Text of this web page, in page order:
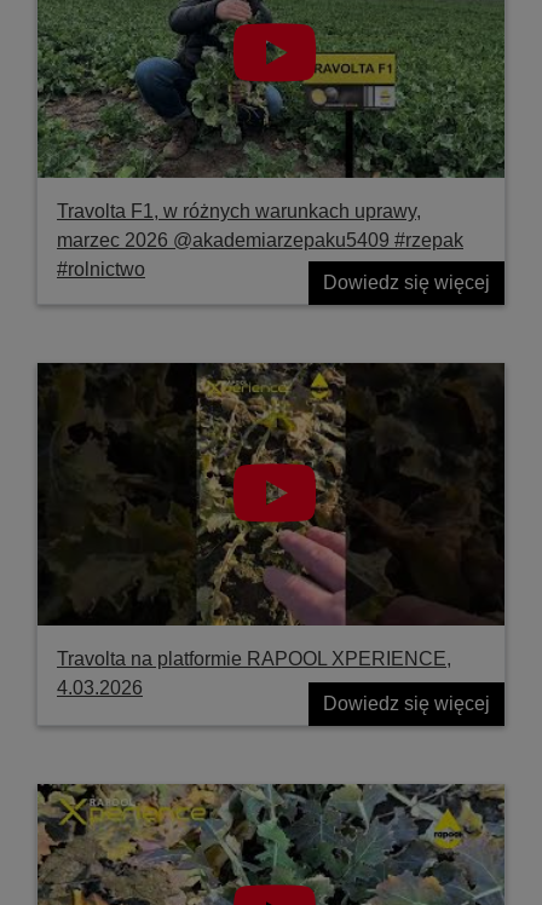
Travolta F1, w różnych warunkach uprawy,
marzec 2026 @akademiarzepaku5409 #rzepak
#rolnictwo
Dowiedz się więcej
Travolta na platformie RAPOOL XPERIENCE,
4.03.2026
Dowiedz się więcej